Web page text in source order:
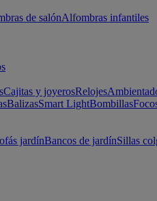
de salónAlfombras infantiles
Cajitas y joyerosRelojes
BalizasSmart LightBombillas
jardínBancos de jardínSillas